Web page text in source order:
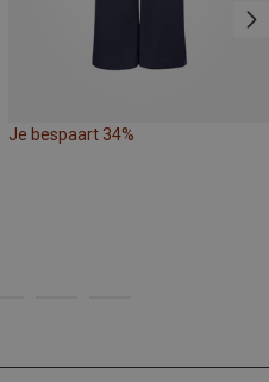
Je bespaart 34%